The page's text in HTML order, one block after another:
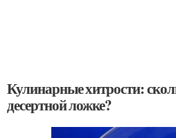
Кулинарные хитрости:
десертной ложке?